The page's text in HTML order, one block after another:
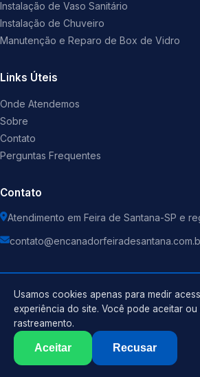
Instalação de Vaso Sanitário
Instalação de Chuveiro
Manutenção e Reparo de Box de Vidro
Links Úteis
Onde Atendemos
Sobre
Contato
Perguntas Frequentes
Contato
Atendimento em Feira de Santana-SP e
2026 Encanador . Todos os direitos
Política de Privacidade
Termos de Uso
Usamos cookies apenas para medir
experiência do site. Você pode aceitar ou
rastreamento.
Aceitar Recusar